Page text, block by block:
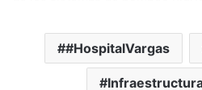
#HospitalVargas